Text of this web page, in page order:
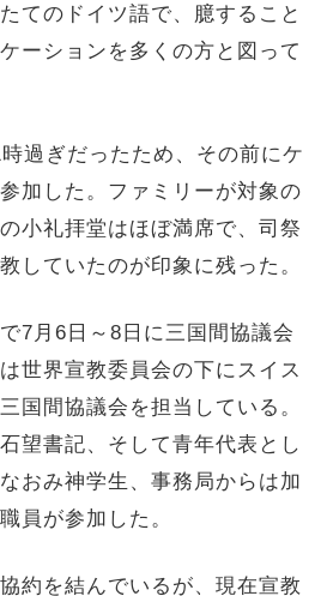
てのドイツ語で、臆すること
ーションを多くの方と図って
過ぎだったため、その前にケ
加した。ファミリーが対象の
小礼拝堂はほぼ満席で、司祭
していたのが印象に残った。
7月6日～8日に三国間協議会
世界宣教委員会の下にスイス
国間協議会を担当している。
望書記、そして青年代表とし
おみ神学生、事務局からは加
員が参加した。
約を結んでいるが、現在宣教